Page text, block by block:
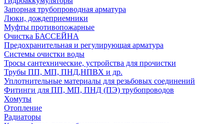
Запорная трубопроводная арматура
Люки, дождеприемники
Муфты противопожарные
Очистка БАССЕЙНА
Предохранительная и регулирующая арматура
Системы очистки воды
Тросы сантехнические, устройства для прочистки
Трубы ПП, МП, ПНД,НПВХ и др.
Уплотнительные материалы для резьбовых соединений
Фитинги для ПП, МП, ПНД (ПЭ) трубопроводов
Хомуты
Отопление
Радиаторы